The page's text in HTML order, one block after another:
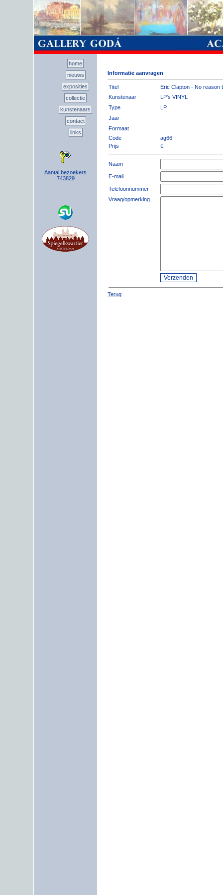
home
nieuws
exposities
collectie
kunstenaars
contact
links
Aantal bezoekers
743829
Informatie aanvragen
Titel
Eric Clapton - No reason
Kunstenaar
LP's VINYL
Type
LP
Jaar
Formaat
Code
ag66
Prijs
€
Naam
E-mail
Telefoonnummer
Vraag/opmerking
Terug